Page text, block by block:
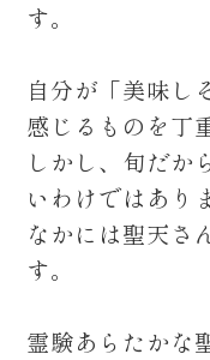
す。
自分が「美味し
感じるものを丁
しかし、旬だか
いわけではあり
なかには聖天さ
す。
霊験あらたかな